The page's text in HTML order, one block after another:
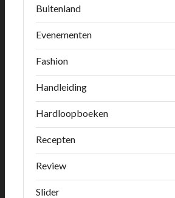
Buitenland
Evenementen
Fashion
Handleiding
Hardloopboeken
Recepten
Review
Slider